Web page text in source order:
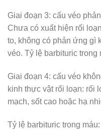
Giai đoạn 3: cấu véo
Chưa có xuất hiện rối
to, không có phản ứng gì
véo. Tỷ lệ barbituric trong
Giai đoạn 4: cấu véo
kinh thực vật rối loạn: rối
mạch, sốt cao hoặc hạ
Tỷ lệ barbituric trong máu: